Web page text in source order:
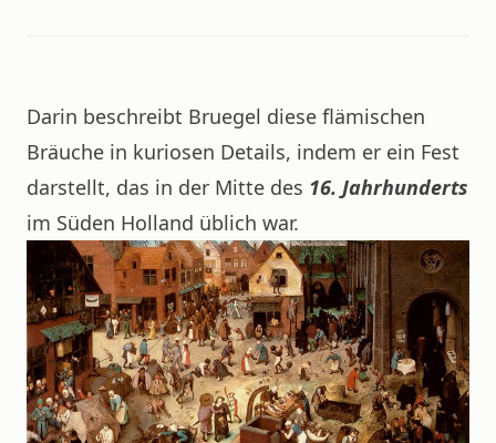
Darin beschreibt Bruegel diese flämischen
Bräuche in kuriosen Details, indem er ein Fest
darstellt, das in der Mitte des 16. Jahrhunderts
im Süden Holland üblich war.